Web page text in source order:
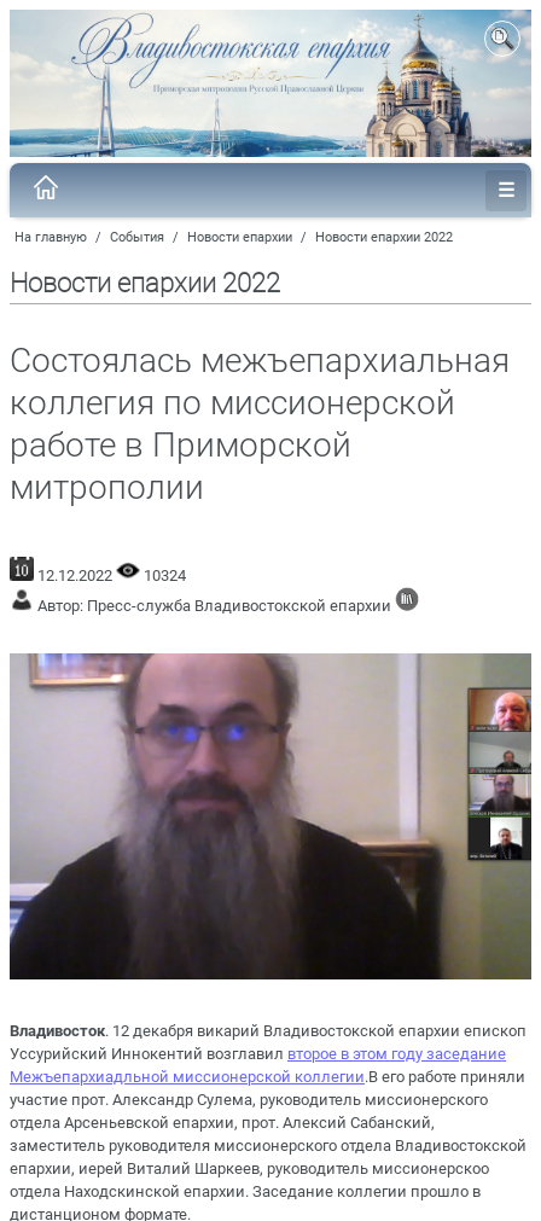
На главную / События / Новости епархии / Новости епархии 2022
Новости епархии 2022
Состоялась межъепархиальная
коллегия по миссионерской
работе в Приморской
митрополии
12.12.2022
10324
Автор: Пресс-служба Владивостокской епархии
Владивосток. 12 декабря викарий Владивостокской епархии епископ
Уссурийский Иннокентий возглавил второе в этом году заседание
Межъепархиадльной миссионерской коллегии.В его работе приняли
участие прот. Александр Сулема, руководитель миссионерского
отдела Арсеньевской епархии, прот. Алексий Сабанский,
заместитель руководителя миссионерского отдела Владивостокской
епархии, иерей Виталий Шаркеев, руководитель миссионерскоо
отдела Находскинской епархии. Заседание коллегии прошло в
дистанционом формате.